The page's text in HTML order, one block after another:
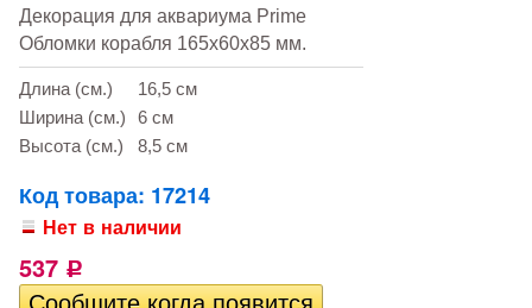
Декорация для аквариума Prime
Обломки корабля 165х60х85 мм.
Длина (см.)
16,5 см
Ширина (см.)
6 см
Высота (см.)
8,5 см
Код товара: 17214
Нет в наличии
537 Р